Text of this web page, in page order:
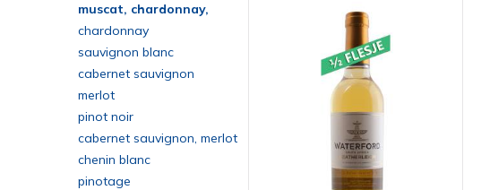
muscat, chardonnay,
viognier, chenin blanc
chardonnay
sauvignon blanc
cabernet sauvignon
merlot
pinot noir
cabernet sauvignon, merlot
chenin blanc
pinotage